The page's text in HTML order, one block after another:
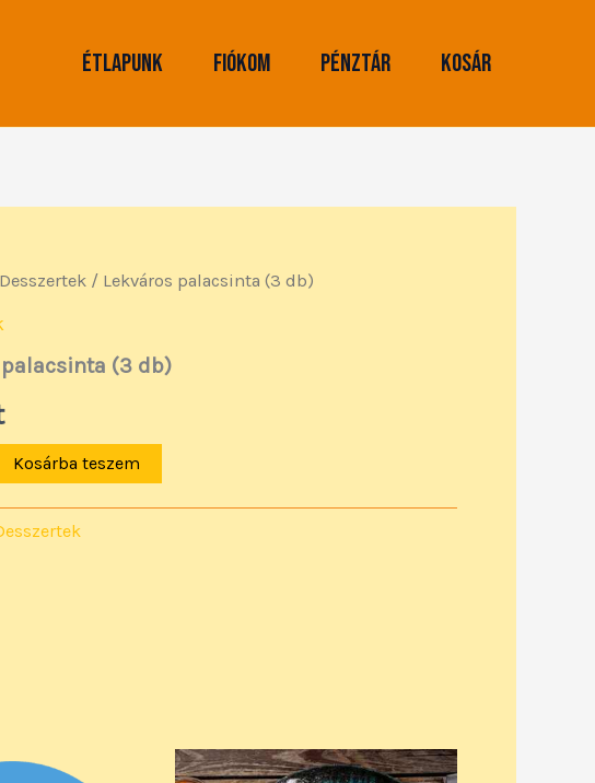
Étlapunk Fiókom Pénztár Kosár
Desszertek/ Lekváros palacsinta (3 db)
palacsinta (3 db)
Kosárba teszem